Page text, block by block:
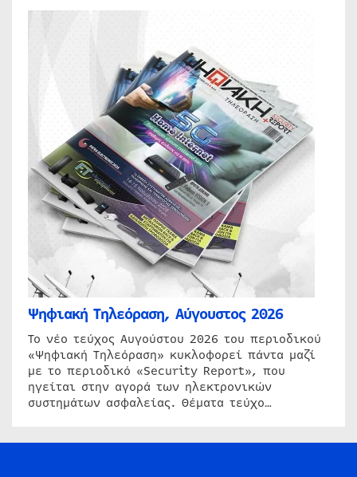
Ψηφιακή Τηλεόραση, Αύγουστος 2026
Το νέο τεύχος Αυγούστου 2026 του περιοδικού
«Ψηφιακή Τηλεόραση» κυκλοφορεί πάντα μαζί
με το περιοδικό «Security Report», που
ηγείται στην αγορά των ηλεκτρονικών
συστημάτων ασφαλείας. Θέματα τεύχο…